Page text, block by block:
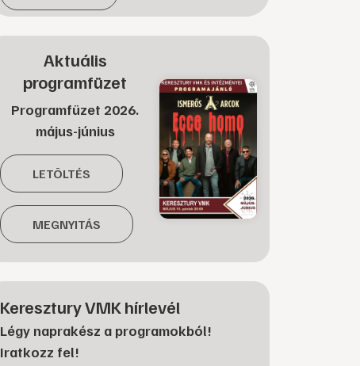
Aktuális
programfüzet
Programfüzet 2026.
május-június
LETÖLTÉS
MEGNYITÁS
Keresztury VMK hírlevél
Légy naprakész a programokból!
Iratkozz fel!